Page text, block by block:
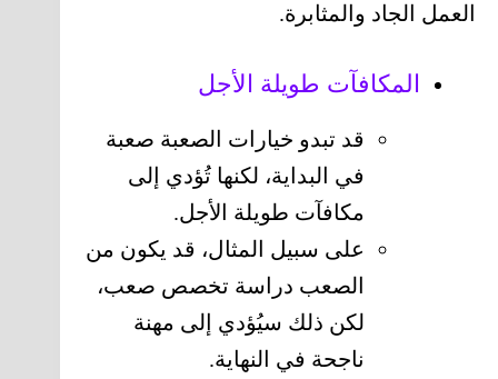
العمل الجاد والمثابرة.
المكافآت طويلة الأجل
قد تبدو خيارات الصعبة صعبة
في البداية، لكنها تُؤدي إلى
مكافآت طويلة الأجل.
على سبيل المثال، قد يكون من
الصعب دراسة تخصص صعب،
لكن ذلك سيُؤدي إلى مهنة
ناجحة في النهاية.